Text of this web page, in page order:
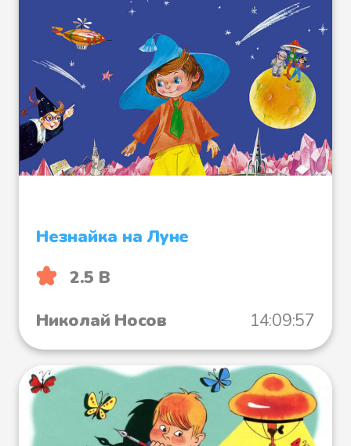
Незнайка на Луне
2.5 B
Николай Носов
14:09:57